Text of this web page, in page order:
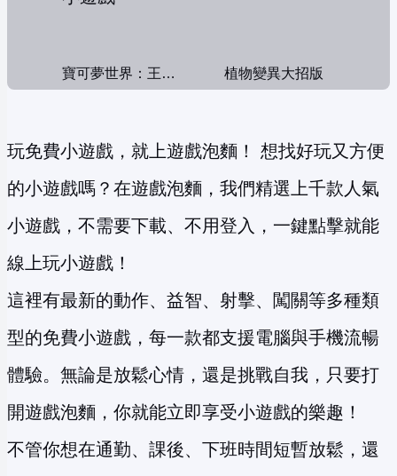
寶可夢世界：王者對決 植物變異大招版
玩免費小遊戲，就上遊戲泡麵！ 想找好玩又方便
的小遊戲嗎？在遊戲泡麵，我們精選上千款人氣
小遊戲，不需要下載、不用登入，一鍵點擊就能
線上玩小遊戲！
這裡有最新的動作、益智、射擊、闖關等多種類
型的免費小遊戲，每一款都支援電腦與手機流暢
體驗。無論是放鬆心情，還是挑戰自我，只要打
開遊戲泡麵，你就能立即享受小遊戲的樂趣！
不管你想在通勤、課後、下班時間短暫放鬆，還